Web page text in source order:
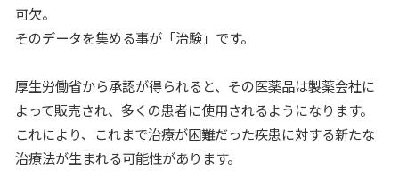
可欠。
そのデータを集める事が「治験」です。
厚生労働省から承認が得られると、その医薬品は製薬会社に
よって販売され、多くの患者に使用されるようになります。
これにより、これまで治療が困難だった疾患に対する新たな
治療法が生まれる可能性があります。